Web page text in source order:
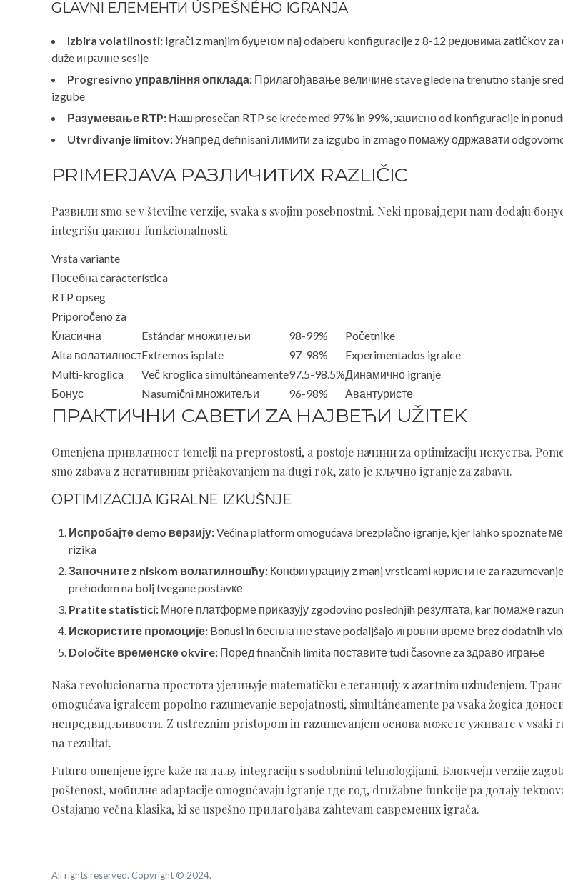
GLAVNI ЕЛЕМЕНТИ ÚSPEŠNÉHO IGRANJA
Izbira volatilnosti: Igrači z manjim буџетом naj odaberu konfiguracije z 8-12 редовима zatičkov za
duže игралне sesije
Progresivno управління опклада: Прилагођавање величине stave glede na trenutno stanje
izgube
Разумевање RTP: Наш prosečan RTP se kreće med 97% in 99%, зависно od konfiguracije in
Utvrđivanje limitov:Унапред definisani лимити za izgubo in zmago помажу одржавати
PRIMERJAVA РАЗЛИЧИТИХ RAZLIČIC
Развили smo se v številne verzije, svaka s svojim posebnostmi. Neki провајдери nam dodaju
integrišu џакпот funkcionalnosti.
Vrsta variante
Посебна característica
RTP opseg
Priporočeno za
Класична
Estándar множитељи 98-99%
Početnike
Alta волатилностExtremos isplate 97-98%
Experimentados igralce
Multi-kroglica
Več kroglica simultáneamente97.5-98.5%Динамично igranje
Бонус
Nasumični множитељи 96-98% Авантуристе
ПРАКТИЧНИ САВЕТИ ZA НАЈВЕЋИ UŽITEK
Omenjena привлачност temelji na preprostosti, a postoje начини za optimizaciju искуства.
smo zabava z негативним pričakovanjem na dugi rok, zato je кључно igranje za zabavu.
OPTIMIZACIJA IGRALNE IZKUŠNJE
Испробајте demo верзију:Većina platform omogućava brezplačno igranje, kjer lahko spoznate
rizika
Започните z niskom волатилношћу: Конфигурацију z manj vrsticami користите za
prehodom na bolj tvegane postavке
Pratite statistici: Многе платформе приказују zgodovino poslednjih резултата, kar помаже
Искористите промоције: Bonusi in бесплатне stave podaljšajo игровни време brez dodatnih
Določite временске okvire: Поред finančnih limita поставите tudi časovne za здраво играње
Naša revolucionarna простота уједињује matematičku елеганцију z azartnim uzbuđenjem.
omogućava igralcem popolno razumevanje вероjatnosti, simultáneamente pa vsaka žogica
непредвидљивости. Z ustreznim pristopom in razumevanjem основа можете уживате v vsaki
na rezultat.
Futuro omenjene igre kaže na даљу integraciju s sodobnimi tehnologijami. Блокчејн verzije
poštenost, мобилне adaptacije omogućavaju igranje где год, družabne funkcije pa додају
Ostajamo večna klasika, ki se uspešno прилагођава zahtevam савремених igrača.
All rights reserved. Copyright © 2024.